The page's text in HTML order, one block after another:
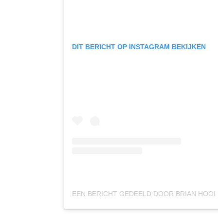
DIT BERICHT OP INSTAGRAM BEKIJKEN
EEN BERICHT GEDEELD DOOR BRIAN HOOI